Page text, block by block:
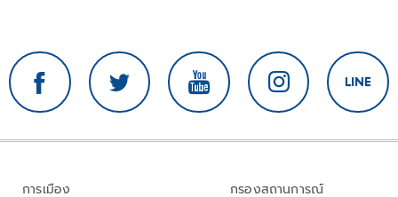
การเมือง
กรองสถานการณ์